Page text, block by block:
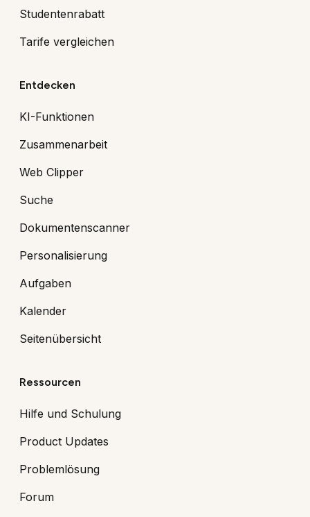
Studentenrabatt
Tarife vergleichen
Entdecken
KI-Funktionen
Zusammenarbeit
Web Clipper
Suche
Dokumentenscanner
Personalisierung
Aufgaben
Kalender
Seitenübersicht
Ressourcen
Hilfe und Schulung
Product Updates
Problemlösung
Forum